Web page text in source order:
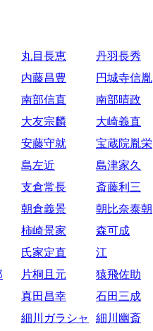
丸目長恵
丹羽長秀
内藤昌豊
円城寺信胤
南部信直
南部晴政
大友宗麟
大崎義直
安藤守就
宝蔵院胤栄
島左近
島津家久
支倉常長
斎藤利三
朝倉義景
朝比奈泰朝
柿崎景家
森可成
氏家定直
江
片桐且元
猿飛佐助
真田昌幸
石田三成
細川ガラシャ
細川幽斎